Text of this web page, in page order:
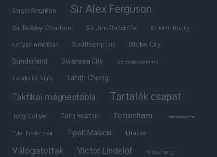
Sergio Reguilon Sir Alex Ferguson
Sir Bobby Charlton Sir Jim Ratcliffe Sir Matt Busby
Sofyan Amrabat Southampton Stoke City
Sunderland Swansea City Szurkoló szemmel
Szurkolói klub Tahith Chong
Taktikai mágnestábla Tartalék csapat
Toby Collyer Tom Heaton Tottenham Trófeabibliográfia
Tyler Fredericson Tyrell Malacia Utazás
Válogatottak Victor Lindelöf Visszhang